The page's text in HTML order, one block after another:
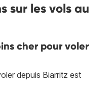
sur les vols au
cher pour voler
depuis Biarritz est